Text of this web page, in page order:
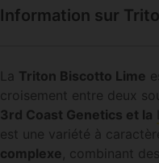
Information sur
La Triton Biscotto Lime
croisement entre deux
3rd Coast Genetics et la
est une variété à
complexe , combinant